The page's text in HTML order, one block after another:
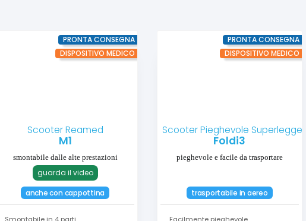
PRONTA CONSEGNA
DISPOSITIVO MEDICO
Scooter Reamed
M1
smontabile dalle alte prestazioni
guarda il video
anche con cappottina
Smontabile in 4 parti
PRONTA CONSEGNA
DISPOSITIVO MEDICO
Scooter Pieghevole Superleggero
Foldi3
pieghevole e facile da trasportare
trasportabile in aereo
Facilmente pieghevole